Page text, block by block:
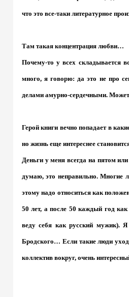
что это все-таки литературное
Там такая концентрация любви…
Почему-то у всех складывается
много, я говорю: да это не про
делами амурно-сердечными.
Герой книги вечно попадает в
но жизнь еще интереснее
Деньги у меня всегда на пятом
думаю, это неправильно. Многие
этому надо относиться как
50 лет, а после 50 каждый год
веду себя как русский мужик).
Бродского… Если такие люди
коллектив вокруг, очень